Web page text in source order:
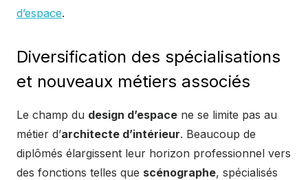
d’espace.
Diversification des spécialisations
et nouveaux métiers associés
Le champ du design d’espace ne se limite pas au
métier d’architecte d’intérieur. Beaucoup de
diplômés élargissent leur horizon professionnel vers
des fonctions telles que scénographe, spécialisés